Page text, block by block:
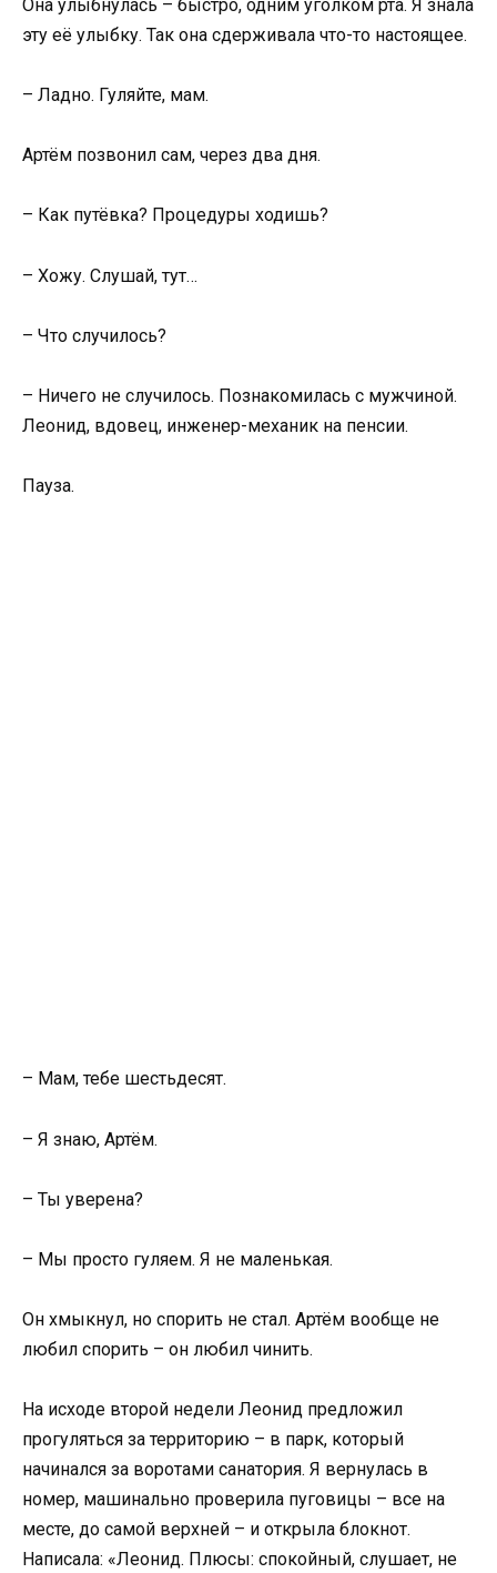
Она улыбнулась – быстро, одним уголком рта. Я знала
эту её улыбку. Так она сдерживала что-то настоящее.
– Ладно. Гуляйте, мам.
Артём позвонил сам, через два дня.
– Как путёвка? Процедуры ходишь?
– Хожу. Слушай, тут…
– Что случилось?
– Ничего не случилось. Познакомилась с мужчиной.
Леонид, вдовец, инженер-механик на пенсии.
Пауза.
– Мам, тебе шестьдесят.
– Я знаю, Артём.
– Ты уверена?
– Мы просто гуляем. Я не маленькая.
Он хмыкнул, но спорить не стал. Артём вообще не
любил спорить – он любил чинить.
На исходе второй недели Леонид предложил
прогуляться за территорию – в парк, который
начинался за воротами санатория. Я вернулась в
номер, машинально проверила пуговицы – все на
месте, до самой верхней – и открыла блокнот.
Написала: «Леонид. Плюсы: спокойный, слушает, не